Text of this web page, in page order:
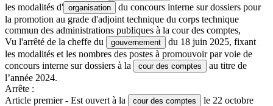
les modalités d' organisation
du concours interne sur dossiers pour
la promotion au grade d'adjoint technique du corps technique
commun des administrations publiques à la cour des comptes,
Vu l'arrêté de la cheffe du
gouvernement
du 18 juin 2025, fixant
les modalités et les nombres des postes à promouvoir par voie de
concours interne sur dossiers à la
cour des comptes
au titre de
l’année 2024.
Arrête :
Article premier - Est ouvert à la
cour des comptes
le 22 octobre